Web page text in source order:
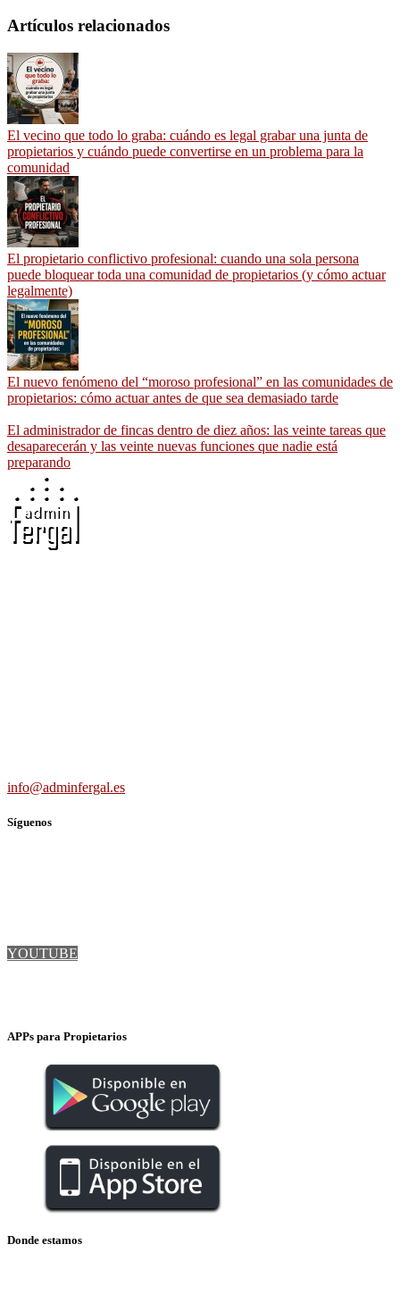
Artículos relacionados
El vecino que todo lo graba: cuándo es legal grabar una junta de
propietarios y cuándo puede convertirse en un problema para la
comunidad
El propietario conflictivo profesional: cuando una sola persona
puede bloquear toda una comunidad de propietarios (y cómo actuar
legalmente)
El nuevo fenómeno del “moroso profesional” en las comunidades de
propietarios: cómo actuar antes de que sea demasiado tarde
El administrador de fincas dentro de diez años: las veinte tareas que
desaparecerán y las veinte nuevas funciones que nadie está
preparando
info@adminfergal.es
Síguenos
YOUTUBE
APPs para Propietarios
Donde estamos